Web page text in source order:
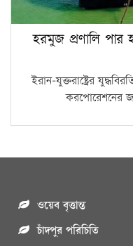
হরমুজ প্রণালি পার
ইরান-যুক্তরাষ্ট্রের
করপোরেশনের
ওয়েব বৃত্তান্ত
চাঁদপুর পরিচিতি